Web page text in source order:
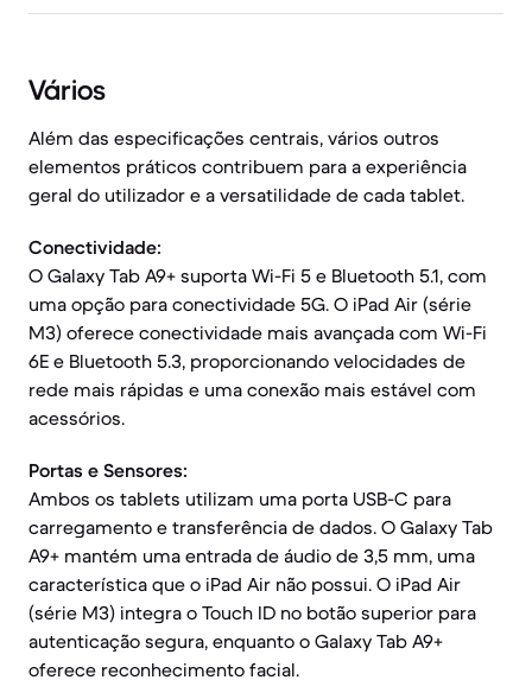
Vários
Além das especificações centrais, vários outros
elementos práticos contribuem para a experiência
geral do utilizador e a versatilidade de cada tablet.
Conectividade:
O Galaxy Tab A9+ suporta Wi-Fi 5 e Bluetooth 5.1, com
uma opção para conectividade 5G. O iPad Air (série
M3) oferece conectividade mais avançada com Wi-Fi
6E e Bluetooth 5.3, proporcionando velocidades de
rede mais rápidas e uma conexão mais estável com
acessórios.
Portas e Sensores:
Ambos os tablets utilizam uma porta USB-C para
carregamento e transferência de dados. O Galaxy Tab
A9+ mantém uma entrada de áudio de 3,5 mm, uma
característica que o iPad Air não possui. O iPad Air
(série M3) integra o Touch ID no botão superior para
autenticação segura, enquanto o Galaxy Tab A9+
oferece reconhecimento facial.